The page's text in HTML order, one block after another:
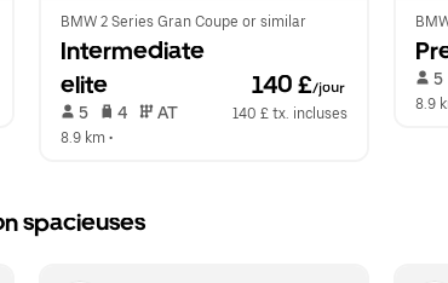
BMW 2 Series Gran Coupe or similar
Intermediate
elite
140 £/jour
5 4 AT
140 £ tx. incluses
8.9 km •
5
8.9
spacieuses